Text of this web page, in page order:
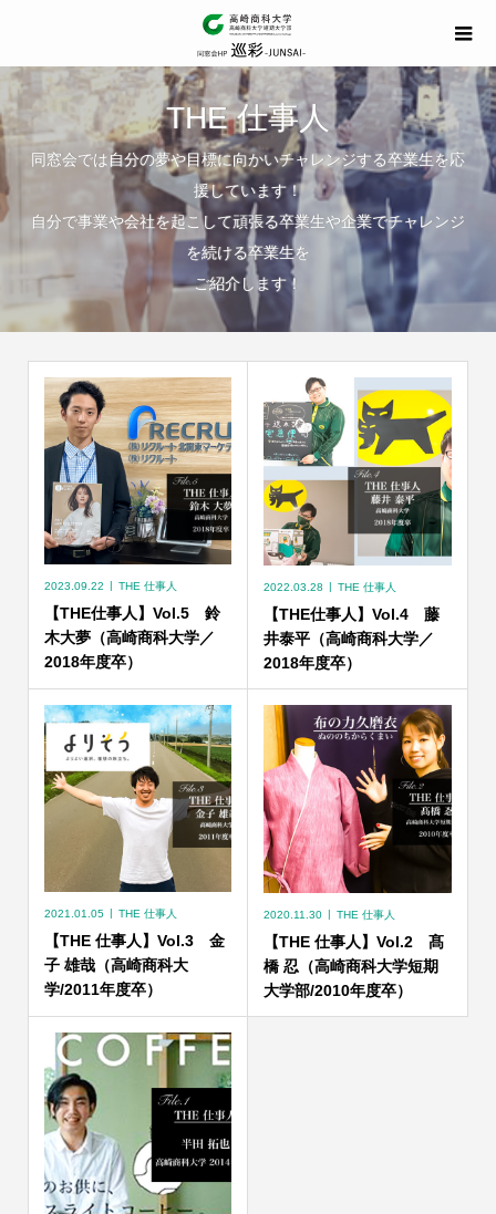
THE 仕事人
同窓会では自分の夢や目標に向かいチャレンジする卒業生を応
援しています！
自分で事業や会社を起こして頑張る卒業生や企業でチャレンジ
を続ける卒業生を
ご紹介します！
2023.09.22 THE 仕事人
【THE仕事人】Vol.5 鈴
木大夢（高崎商科大学／
2018年度卒）
2022.03.28 THE 仕事人
【THE仕事人】Vol.4 藤
井泰平（高崎商科大学／
2018年度卒）
2021.01.05 THE 仕事人
【THE 仕事人】Vol.3 金
子 雄哉（高崎商科大
学/2011年度卒）
2020.11.30 THE 仕事人
【THE 仕事人】Vol.2 髙
橋 忍（高崎商科大学短期
大学部/2010年度卒）